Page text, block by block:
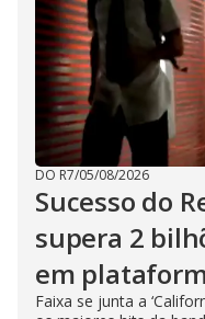
DO R7/05/08/2026
Sucesso do
supera 2
em
Faixa se junta a